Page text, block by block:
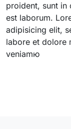
proident, sunt in
est laborum.
adipisicing elit,
labore et dolore
veniamю